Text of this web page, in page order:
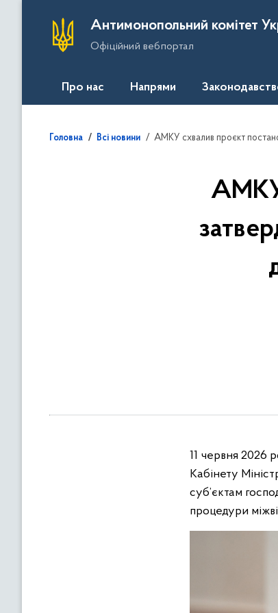
Антимонопольний комітет
Офіційний вебпортал
Про нас Напрями
Головна Всі новини АМКУ схвалив проєкт постанови КМУ про
АМКУ
11 червня 2026
Кабінету
суб’єктам
процедури